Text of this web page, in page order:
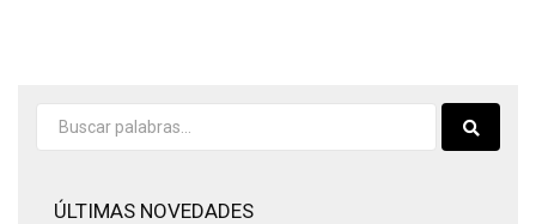
ÚLTIMAS NOVEDADES